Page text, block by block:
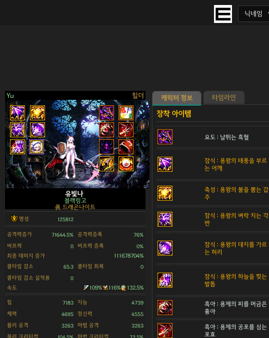
Yu 힐더
>
유빛나
블랙링고
眞 드래곤나이트
명성 125812
공격력증가 71644.5% 공격력증폭 76%
버프력 0 버프력 증폭 0%
최종 데미지 증가
111678704%
쿨타임 감소
65.3 쿨타임 회복 0
쿨타임 감소 실적용 0
속도 109% 116% 132.5%
힘 7183 지능 4739
체력 4695 정신력 4555
물리 공격 3263 마법 공격 3263
물리 크리티컬 마법 크리티컬
캐릭터 정보 타임라인
요도 : 날뛰는 흑혈
잠식 : 용왕의 태풍을 부르
는 어깨
축성 : 용왕의 불을 뿜는 갑
주
잠식 : 용왕의 벼락 치는 각
반
잠식 : 용왕의 대지를 가르
는 허리
잠식 : 용왕의 하늘을 찢는
발톱
흑아 : 용제의 피를 머금은
흉아
흑아 : 용제의 공포를 심는
포효